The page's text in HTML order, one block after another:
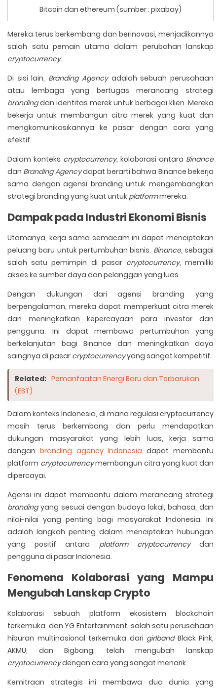
Bitcoin dan ethereum (sumber : pixabay)
Mereka terus berkembang dan berinovasi, menjadikannya
salah satu pemain utama dalam perubahan lanskap
cryptocurrency.
Di sisi lain, Branding Agencyadalah sebuah perusahaan
atau lembaga yang bertugas merancang strategi
brandingdan identitas merek untuk berbagai klien. Mereka
bekerja untuk membangun citra merek yang kuat dan
mengkomunikasikannya ke pasar dengan cara yang
efektif.
Dalam konteks cryptocurrency, kolaborasi antara Binance
dan Branding Agencydapat berarti bahwa Binance bekerja
sama dengan agensi branding untuk mengembangkan
strategi branding yang kuat untuk platformmereka.
Dampak pada Industri Ekonomi Bisnis
Utamanya, kerja sama semacam ini dapat menciptakan
peluang baru untuk pertumbuhan bisnis. Binance, sebagai
salah satu pemimpin di pasar cryptocurrency, memiliki
akses ke sumber daya dan pelanggan yang luas.
Dengan dukungan dari agensi branding yang
berpengalaman, mereka dapat memperkuat citra merek
dan meningkatkan kepercayaan para investor dan
pengguna. Ini dapat membawa pertumbuhan yang
berkelanjutan bagi Binance dan meningkatkan daya
saingnya di pasar cryptocurrencyyang sangat kompetitif.
Related: Pemanfaatan Energi Baru dan Terbarukan
(EBT)
Dalam konteks Indonesia, di mana regulasi cryptocurrency
masih terus berkembang dan perlu mendapatkan
dukungan masyarakat yang lebih luas, kerja sama
dengan branding agency Indonesia dapat membantu
platform cryptocurrencymembangun citra yang kuat dan
dipercayai.
Agensi ini dapat membantu dalam merancang strategi
brandingyang sesuai dengan budaya lokal, bahasa, dan
nilai-nilai yang penting bagi masyarakat Indonesia. Ini
adalah langkah penting dalam menciptakan hubungan
yang positif antara platform cryptocurrencydan
pengguna di pasar Indonesia.
Fenomena Kolaborasi yang Mampu
Mengubah Lanskap Crypto
Kolaborasi sebuah platform ekosistem blockchain
terkemuka, dan YG Entertainment, salah satu perusahaan
hiburan multinasional terkemuka dari girlbandBlack Pink,
AKMU, dan Bigbang, telah mengubah lanskap
cryptocurrencydengan cara yang sangat menarik.
Kemitraan strategis ini membawa dua dunia yang